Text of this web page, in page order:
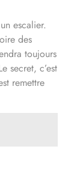
escalier.
des
toujours
secret, c’est
remettre